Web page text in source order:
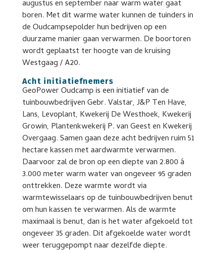
augustus en september naar warm water gaat
boren. Met dit warme water kunnen de tuinders in
de Oudcampsepolder hun bedrijven op een
duurzame manier gaan verwarmen. De boortoren
wordt geplaatst ter hoogte van de kruising
Westgaag / A20.
Acht initiatiefnemers
GeoPower Oudcamp is een initiatief van de
tuinbouwbedrijven Gebr. Valstar, J&P Ten Have,
Lans, Levoplant, Kwekerij De Westhoek, Kwekerij
Growin, Plantenkwekerij P. van Geest en Kwekerij
Overgaag. Samen gaan deze acht bedrijven ruim 51
hectare kassen met aardwarmte verwarmen.
Daarvoor zal de bron op een diepte van 2.800 á
3.000 meter warm water van ongeveer 95 graden
onttrekken. Deze warmte wordt via
warmtewisselaars op de tuinbouwbedrijven benut
om hun kassen te verwarmen. Als de warmte
maximaal is benut, dan is het water afgekoeld tot
ongeveer 35 graden. Dit afgekoelde water wordt
weer teruggepompt naar dezelfde diepte.